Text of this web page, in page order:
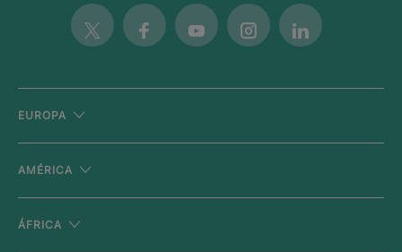
Twitter FacebookYoutubeInstagramLinkedin
EUROPA
AMÉRICA
ÁFRICA